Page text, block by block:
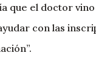
que el doctor
con las